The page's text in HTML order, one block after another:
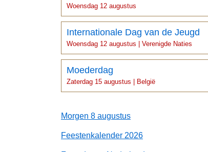
Woensdag 12 augustus
Internationale Dag van de Jeugd
Woensdag 12 augustus | Verenigde Naties
Moederdag
Zaterdag 15 augustus | België
Morgen 8 augustus
Feestenkalender 2026